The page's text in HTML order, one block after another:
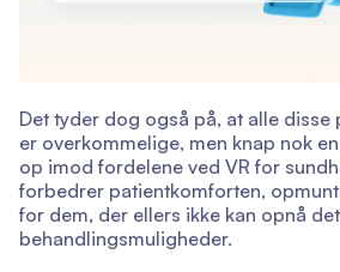
Det tyder dog også på, at alle disse
er overkommelige, men knap nok
op imod fordelene ved VR for
forbedrer patientkomforten,
for dem, der ellers ikke kan opnå
behandlingsmuligheder.